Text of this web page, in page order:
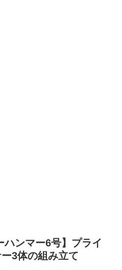
ハンマー6号】プライ
3体の組み立て